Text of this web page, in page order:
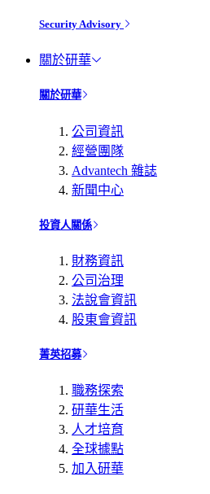
Security Advisory
關於研華
關於研華
公司資訊
經營團隊
Advantech 雜誌
新聞中心
投資人關係
財務資訊
公司治理
法說會資訊
股東會資訊
菁英招募
職務探索
研華生活
人才培育
全球據點
加入研華